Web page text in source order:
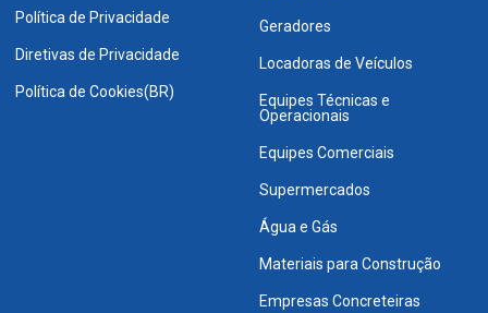
Política de Privacidade
Diretivas de Privacidade
Política de Cookies(BR)
Geradores
Locadoras de Veículos
Equipes Técnicas e
Operacionais
Equipes Comerciais
Supermercados
Água e Gás
Materiais para Construção
Empresas Concreteiras